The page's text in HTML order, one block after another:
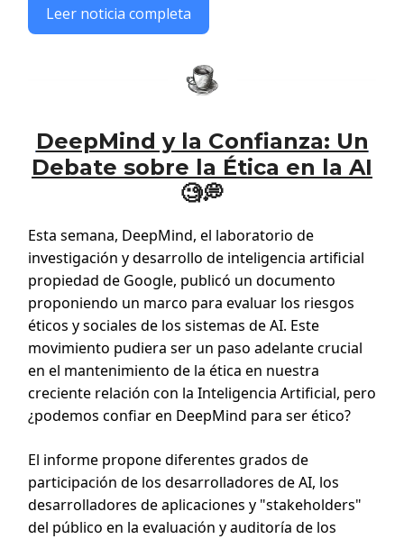
Leer noticia completa
DeepMind y la Confianza: Un
Debate sobre la Ética en la AI
🧐💭
Esta semana, DeepMind, el laboratorio de
investigación y desarrollo de inteligencia artificial
propiedad de Google, publicó un documento
proponiendo un marco para evaluar los riesgos
éticos y sociales de los sistemas de AI. Este
movimiento pudiera ser un paso adelante crucial
en el mantenimiento de la ética en nuestra
creciente relación con la Inteligencia Artificial, pero
¿podemos confiar en DeepMind para ser ético?
El informe propone diferentes grados de
participación de los desarrolladores de AI, los
desarrolladores de aplicaciones y "stakeholders"
del público en la evaluación y auditoría de los